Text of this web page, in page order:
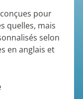
pour
quelles, mais
selon
en anglais et